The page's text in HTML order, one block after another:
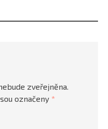
zveřejněna.
označeny *